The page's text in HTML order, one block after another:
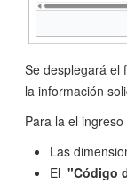
Se desplegará el
la información
Para la el
Las
El "Código